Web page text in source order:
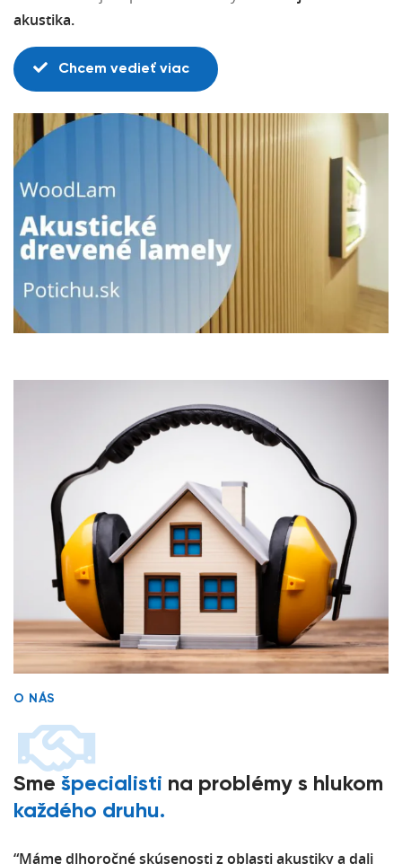
akustika.
Chcem vedieť viac
O NÁS
Sme špecialisti na problémy s hlukom
každého druhu.
“Máme dlhoročné skúsenosti z oblasti akustiky a dali